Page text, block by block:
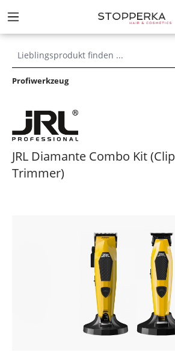
springen
Profiwerkzeug
JRL Diamante Combo Kit
Trimmer)